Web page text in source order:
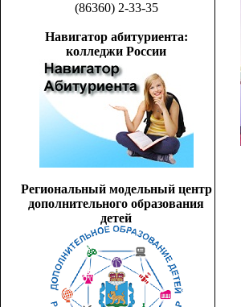
(86360) 2-33-35
Навигатор абитуриента:
колледжи России
Региональный модельный центр
дополнительного образования
детей